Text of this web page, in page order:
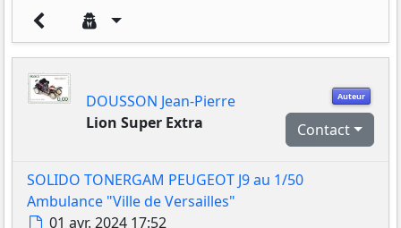
Auteur
DOUSSON Jean-Pierre
Lion Super Extra
Contact
SOLIDO TONERGAM PEUGEOT J9 au 1/50
Ambulance "Ville de Versailles"
Message
01 avr. 2024 17:52